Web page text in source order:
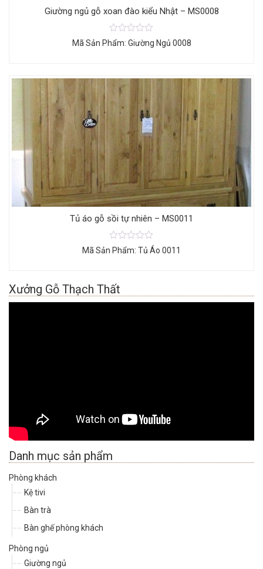
Giường ngủ gỗ xoan đào kiểu Nhật – MS0008
Mã Sản Phẩm: Giường Ngủ 0008
Tủ áo gỗ sồi tự nhiên – MS0011
Mã Sản Phẩm: Tủ Áo 0011
Xưởng Gỗ Thạch Thất
Danh mục sản phẩm
Phòng khách
Kệ tivi
Bàn trà
Bàn ghế phòng khách
Phòng ngủ
Giường ngủ